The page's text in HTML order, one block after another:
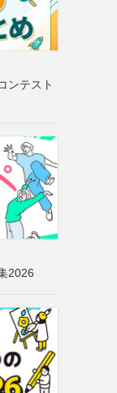
ンテスト
2026